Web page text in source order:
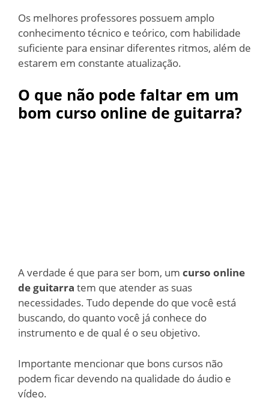
Os melhores professores possuem amplo
conhecimento técnico e teórico, com habilidade
suficiente para ensinar diferentes ritmos, além de
estarem em constante atualização.
O que não pode faltar em um
bom curso online de guitarra?
A verdade é que para ser bom, um curso online
de guitarra tem que atender as suas
necessidades. Tudo depende do que você está
buscando, do quanto você já conhece do
instrumento e de qual é o seu objetivo.
Importante mencionar que bons cursos não
podem ficar devendo na qualidade do áudio e
vídeo.